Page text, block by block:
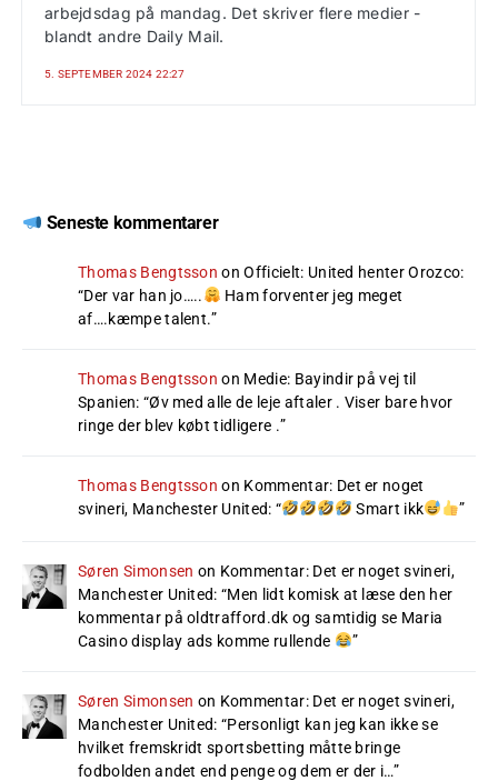
arbejdsdag på mandag. Det skriver flere medier -
blandt andre Daily Mail.
5. SEPTEMBER 2024 22:27
Seneste kommentarer
Thomas Bengtsson onOfficielt: United henter Orozco:
“Der var han jo…..
Ham forventer jeg meget
af….kæmpe talent.”
Thomas Bengtsson on Medie: Bayindir på vej til
Spanien: “Øv med alle de leje aftaler . Viser bare hvor
ringe der blev købt tidligere .”
Thomas Bengtsson on Kommentar: Det er noget
svineri, Manchester United: “ Smart ikk ”
Søren Simonsen on Kommentar: Det er noget svineri,
Manchester United: “Men lidt komisk at læse den her
kommentar på oldtrafford.dk og samtidig se Maria
Casino display ads komme rullende
”
Søren Simonsen on Kommentar: Det er noget svineri,
Manchester United: “Personligt kan jeg kan ikke se
hvilket fremskridt sportsbetting måtte bringe
fodbolden andet end penge og dem er der i…”